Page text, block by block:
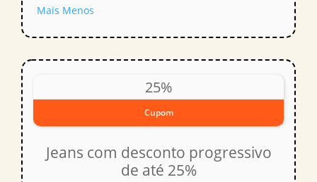
Mais Menos
25%
Cupom
Jeans com desconto progressivo
de até 25%